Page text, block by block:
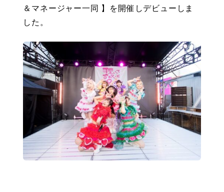
＆マネージャー一同 】を開催しデビューしま
した。